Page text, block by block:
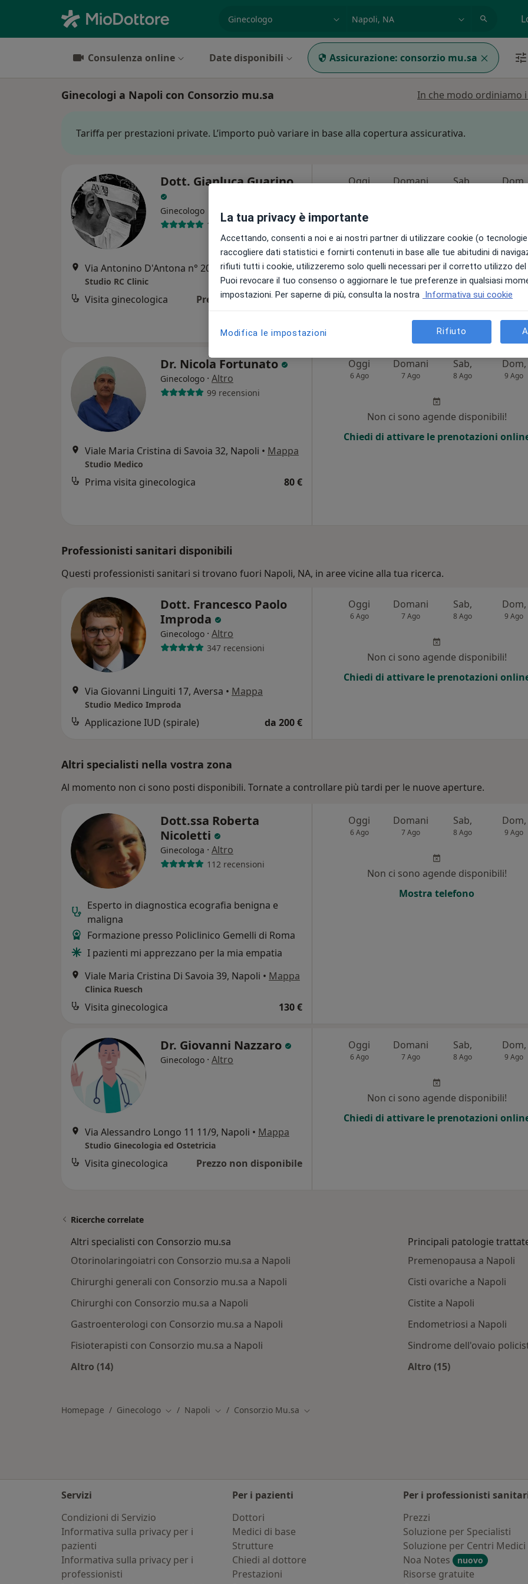
Consulenza online Date disponibili Assicurazione: consorzio mu.sa
Ginecologi a Napoli con Consorzio mu.sa In che modo ordiniamo
Tariffa per prestazioni private. L’importo può variare in base alla copertura assicurativa.
Dott. Gianluca Guarino
Ginecologo
129 recensioni
Via Antonino D'Antona n° 20 Napoli, NA Italia, Napoli •Mappa
Studio RC Clinic
Visita ginecologica Prezzo non disponibile
Oggi Domani Sab, Dom,
Non ci sono agende disponibili!
Chiedi di attivare le prenotazioni
Dr. Nicola Fortunato
Ginecologo · Altro
99 recensioni
Viale Maria Cristina di Savoia 32, Napoli • Mappa
Studio Medico
Prima visita ginecologica 80 €
Oggi
6 Ago
Domani
7 Ago
Sab,
8 Ago
Dom,
9 Ago
Non ci sono agende disponibili!
Chiedi di attivare le prenotazioni
Professionisti sanitari disponibili
Questi professionisti sanitari si trovano fuori Napoli, NA, in aree vicine alla tua ricerca.
Dott. Francesco Paolo
Improda
Ginecologo · Altro
347 recensioni
Via Giovanni Linguiti 17, Aversa • Mappa
Studio Medico Improda
Applicazione IUD (spirale) da 200 €
Oggi
6 Ago
Domani
7 Ago
Sab,
8 Ago
Dom,
9 Ago
Non ci sono agende disponibili!
Chiedi di attivare le prenotazioni
Altri specialisti nella vostra zona
Al momento non ci sono posti disponibili. Tornate a controllare più tardi per le nuove aperture.
Dott.ssa Roberta
Nicoletti
Ginecologa · Altro
112 recensioni
Esperto in diagnostica ecografia benigna e
maligna
Formazione presso Policlinico Gemelli di Roma
I pazienti mi apprezzano per la mia empatia
Viale Maria Cristina Di Savoia 39, Napoli • Mappa
Clinica Ruesch
Visita ginecologica 130 €
Oggi
6 Ago
Domani
7 Ago
Sab,
8 Ago
Dom,
9 Ago
Non ci sono agende disponibili!
Mostra telefono
Dr. Giovanni Nazzaro
Ginecologo · Altro
Via Alessandro Longo 11 11/9, Napoli • Mappa
Studio Ginecologia ed Ostetricia
Visita ginecologica Prezzo non disponibile
Oggi
6 Ago
Domani
7 Ago
Sab,
8 Ago
Dom,
9 Ago
Non ci sono agende disponibili!
Chiedi di attivare le prenotazioni
Ricerche correlate
Altri specialisti con Consorzio mu.sa
Otorinolaringoiatri con Consorzio mu.sa a Napoli
Chirurghi generali con Consorzio mu.sa a Napoli
Chirurghi con Consorzio mu.sa a Napoli
Gastroenterologi con Consorzio mu.sa a Napoli
Fisioterapisti con Consorzio mu.sa a Napoli
Altro (14)
Principali patologie
Premenopausa a Napoli
Cisti ovariche a Napoli
Cistite a Napoli
Endometriosi a Napoli
Sindrome dell'ovaio
Altro (15)
Homepage Ginecologo Cambia città
Napoli Cambia città
Consorzio Mu.sa Cambia città
Servizi
Condizioni di Servizio
Informativa sulla privacy per i
pazienti
Informativa sulla privacy per i
professionisti
Per i pazienti
Dottori
Medici di base
Strutture
Chiedi al dottore
Prestazioni
Per i professionisti
Prezzi
Soluzione per Specialisti
Soluzione per Centri Medici
Noa Notes
nuovo
Risorse gratuite
La tua privacy è importante
Accettando, consenti a noi e ai nostri partner di utilizzare cookie (o
raccogliere dati statistici e fornirti contenuti in base alle tue abitudini di
rifiuti tutti i cookie, utilizzeremo solo quelli necessari per il corretto utilizzo
Puoi revocare il tuo consenso o aggiornare le tue preferenze in qualsiasi
impostazioni. Per saperne di più, consulta la nostra Informativa sui cookie
Modifica le impostazioni Rifiuto